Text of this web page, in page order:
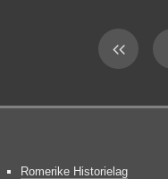
Romerike Historielag